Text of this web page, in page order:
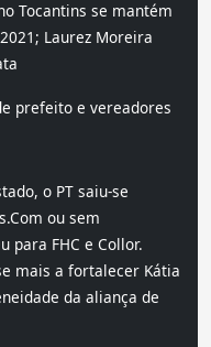
Tocantins se mantém
Laurez Moreira
prefeito e vereadores
o PT saiu-se
ou sem
para FHC e Collor.
mais a fortalecer Kátia
da aliança de